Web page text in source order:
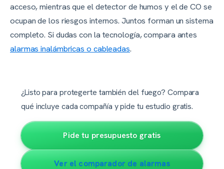
acceso, mientras que el detector de humos y el de CO se
ocupan de los riesgos internos. Juntos forman un sistema
completo. Si dudas con la tecnología, compara antes
alarmas inalámbricas o cableadas.
¿Listo para protegerte también del fuego? Compara
qué incluye cada compañía y pide tu estudio gratis.
Pide tu presupuesto gratis
Ver el comparador de alarmas